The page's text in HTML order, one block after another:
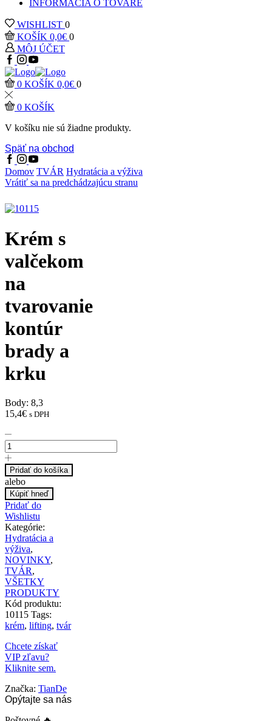
INFORMÁCIA O TOVARE
WISHLIST 0
KOŠÍK 0,0€ 0
MÔJ ÚČET
0 KOŠÍK 0,0€ 0
0 KOŠÍK
V košíku nie sú žiadne produkty.
Späť na obchod
Domov TVÁR Hydratácia a výživa
Vrátiť sa na predchádzajúcu stranu
Krém s
valčekom
na
tvarovanie
kontúr
brady a
krku
Body: 8,3
15,4€ s DPH
Pridať do košíka
alebo
Kúpiť hneď
Pridať do
Wishlistu
Kategórie:
Hydratácia a
výživa,
NOVINKY,
TVÁR,
VŠETKY
PRODUKTY
Kód produktu:
10115 Tags:
krém, lifting, tvár
Chcete získať
VIP zľavu?
Kliknite sem.
Značka: TianDe
Opýtajte sa nás